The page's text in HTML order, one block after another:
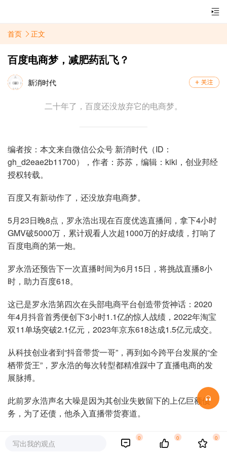
首页 正文
百度电商梦，减肥药乱飞？
新消时代
二十年了，百度还没放弃它的电商梦。
编者按：本文来自微信公众号 新消时代（ID：
gh_d2eae2b11700），作者：苏苏，编辑：kiki，创业邦经
授权转载。
百度又有新动作了，还没放弃电商梦。
5月23日晚8点，罗永浩出现在百度优选直播间，拿下4小时
GMV破5000万，累计观看人次超1000万的好成绩，打响了
百度电商的第一炮。
罗永浩还预告下一次直播时间为6月15日，将挑战直播8小
时，助力百度618。
这已是罗永浩第四次在头部电商平台创造带货神话：2020
年4月抖音首秀便创下3小时1.1亿的惊人战绩，2022年淘宝
双11单场突破2.1亿元，2023年京东618达成1.5亿元成交。
从科技创业者到“抖音带货一哥”，再到如今跨平台发展的“全
栖带货王”，罗永浩的每次转型都精准踩中了直播电商的发
展脉搏。
此前罗永浩声名大噪是因为其创业失败留下的上亿巨额债
务，为了还债，他杀入直播带货赛道。
从“真能还”到上演“真还传”，他的债务也从6亿变成了13亿。
他凭直播带货赚取上亿元还债，不仅激励了深陷债务困境的
写出我的观点
0 0 0